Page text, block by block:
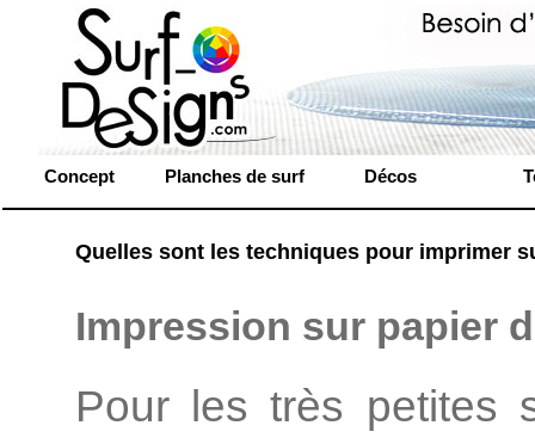
Concept Planches de surf Décos
Quelles sont les techniques pour imprimer
Impression sur papier
Pour les très petites